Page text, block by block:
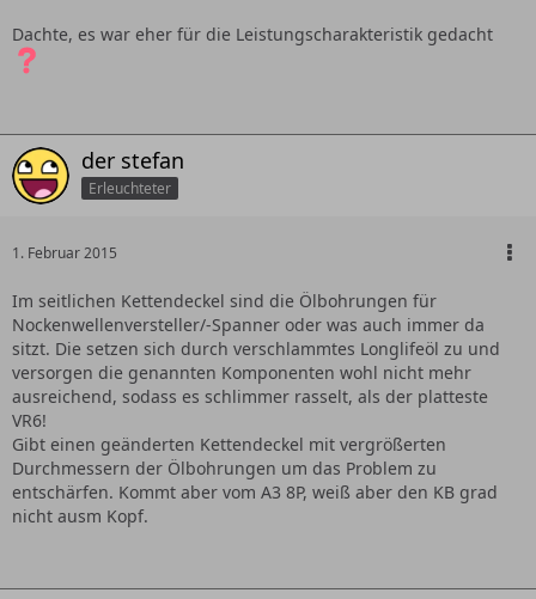
Dachte, es war eher für die Leistungscharakteristik gedacht
der stefan
Erleuchteter
1. Februar 2015
Im seitlichen Kettendeckel sind die Ölbohrungen für
Nockenwellenversteller/-Spanner oder was auch immer da
sitzt. Die setzen sich durch verschlammtes Longlifeöl zu und
versorgen die genannten Komponenten wohl nicht mehr
ausreichend, sodass es schlimmer rasselt, als der platteste
VR6!
Gibt einen geänderten Kettendeckel mit vergrößerten
Durchmessern der Ölbohrungen um das Problem zu
entschärfen. Kommt aber vom A3 8P, weiß aber den KB grad
nicht ausm Kopf.